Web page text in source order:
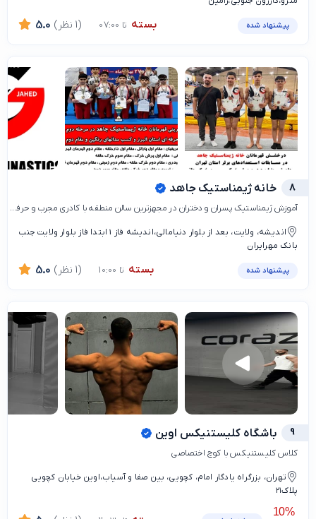
پیشنهاد شده بسته تا 07:00 5.0 (1 نظر)
8 خانه ژیمناستیک جاهد
آموزش ژیمناستیک پسران و دختران در مجهزترین سالن منطقه با کادری مجرب و حرفه ای
اندیشه، ولایت، بعد از بلوار دنیامالی،اندیشه فاز 1 ابتدا فاز بلوار ولایت جنب
بانک مهرایران
پیشنهاد شده بسته تا 10:00 5.0 (1 نظر)
9 باشگاه کلیستنیکس اوین
کلاس کلیستنیکس با کوچ اختصاصی
تهران، بزرگراه یادگار امام، کچویی، بین صفا و آسیاب،اوین خیابان کچویی
پلاک۲۱
10%